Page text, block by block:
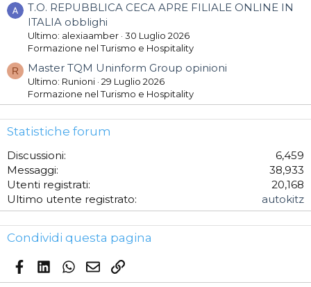
T.O. REPUBBLICA CECA APRE FILIALE ONLINE IN
ITALIA obblighi
Ultimo: alexiaamber 30 Luglio 2026
Formazione nel Turismo e Hospitality
R Master TQM Uninform Group opinioni
Ultimo: Runioni 29 Luglio 2026
Formazione nel Turismo e Hospitality
Statistiche forum
Discussioni
6,459
Messaggi
38,933
Utenti registrati
20,168
Ultimo utente registrato
autokitz
Condividi questa pagina
FacebookLinkedIn
WhatsApp
EmailLink